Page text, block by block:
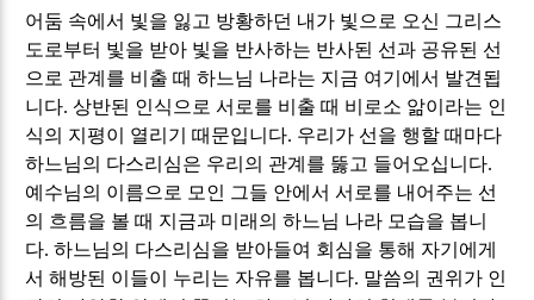
어둠 속에서 빛을 잃고 방황하던 내가 빛으로 오신 그리스
도로부터 빛을 받아 빛을 반사하는 반사된 선과 공유된 선
으로 관계를 비출 때 하느님 나라는 지금 여기에서 발견됩
니다.상반된 인식으로 서로를 비출 때 비로소 앎이라는 인
식의 지평이 열리기 때문입니다. 우리가 선을 행할 때마다
하느님의 다스리심은 우리의 관계를 뚫고 들어오십니다.
예수님의 이름으로 모인 그들 안에서 서로를 내어주는 선
의 흐름을 볼 때 지금과 미래의 하느님 나라 모습을 봅니
다.하느님의 다스리심을 받아들여 회심을 통해 자기에게
서 해방된 이들이 누리는 자유를 봅니다. 말씀의 권위가 인